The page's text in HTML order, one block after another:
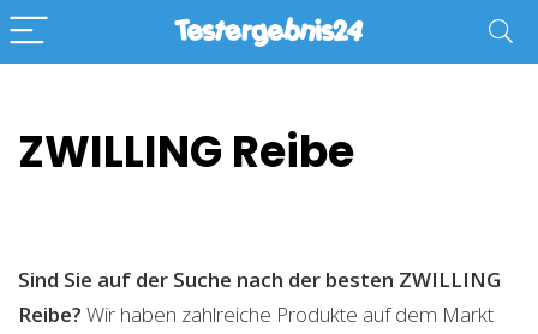
ZWILLING Reibe
Sind Sie auf der Suche nach der besten ZWILLING
Reibe? Wir haben zahlreiche Produkte auf dem Markt